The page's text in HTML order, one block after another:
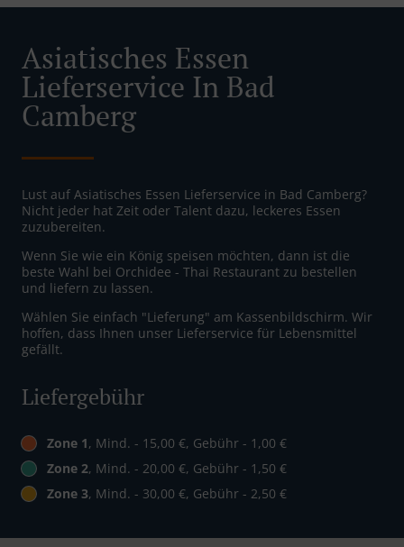
Asiatisches Essen
Lieferservice In Bad
Camberg
Lust auf Asiatisches Essen Lieferservice in Bad Camberg?
Nicht jeder hat Zeit oder Talent dazu, leckeres Essen
zuzubereiten.
Wenn Sie wie ein König speisen möchten, dann ist die
beste Wahl bei Orchidee - Thai Restaurant zu bestellen
und liefern zu lassen.
Wählen Sie einfach "Lieferung" am Kassenbildschirm. Wir
hoffen, dass Ihnen unser Lieferservice für Lebensmittel
gefällt.
Liefergebühr
Zone 1, Mind. - 15,00 €, Gebühr - 1,00 €
Zone 2, Mind. - 20,00 €, Gebühr - 1,50 €
Zone 3, Mind. - 30,00 €, Gebühr - 2,50 €